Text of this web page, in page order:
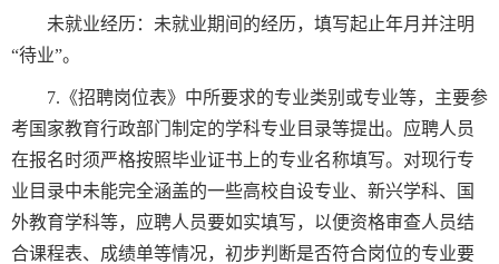
未就业经历：未就业期间的经历，填写起止年月并注明
“待业”。
7.《招聘岗位表》中所要求的专业类别或专业等，主要参
考国家教育行政部门制定的学科专业目录等提出。应聘人员
在报名时须严格按照毕业证书上的专业名称填写。对现行专
业目录中未能完全涵盖的一些高校自设专业、新兴学科、国
外教育学科等，应聘人员要如实填写，以便资格审查人员结
合课程表、成绩单等情况，初步判断是否符合岗位的专业要